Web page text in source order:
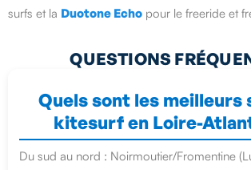
surfs et la Duotone Echo pour le freeride et
QUESTIONS
Quels sont les meilleurs
kitesurf en Loire-
Du sud au nord : Noirmoutier/Fromentine